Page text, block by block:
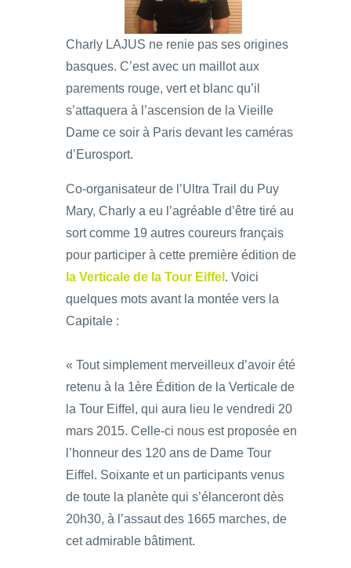
Charly LAJUS ne renie pas ses origines
basques. C’est avec un maillot aux
parements rouge, vert et blanc qu’il
s’attaquera à l’ascension de la Vieille
Dame ce soir à Paris devant les caméras
d’Eurosport.
Co-organisateur de l’Ultra Trail du Puy
Mary, Charly a eu l’agréable d’être tiré au
sort comme 19 autres coureurs français
pour participer à cette première édition de
la Verticale de la Tour Eiffel . Voici
quelques mots avant la montée vers la
Capitale :
« Tout simplement merveilleux d’avoir été
retenu à la 1ère Édition de la Verticale de
la Tour Eiffel, qui aura lieu le vendredi 20
mars 2015. Celle-ci nous est proposée en
l’honneur des 120 ans de Dame Tour
Eiffel. Soixante et un participants venus
de toute la planète qui s’élanceront dès
20h30, à l’assaut des 1665 marches, de
cet admirable bâtiment.